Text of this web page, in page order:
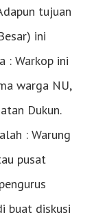
tujuan
ini
: Warkop ini
warga NU,
Dukun.
: Warung
pusat
buat diskusi